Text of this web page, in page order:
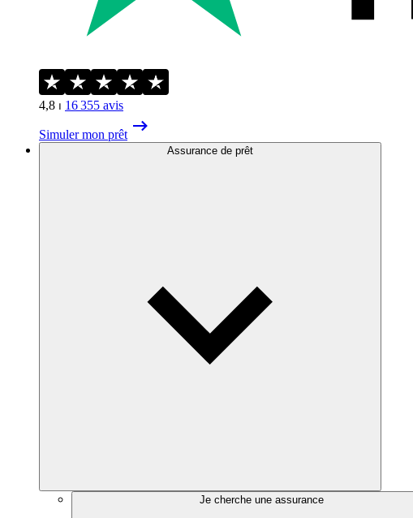
4,8 ⏐ 16 355 avis
Simuler mon prêt
Assurance de prêt
Je cherche une assurance